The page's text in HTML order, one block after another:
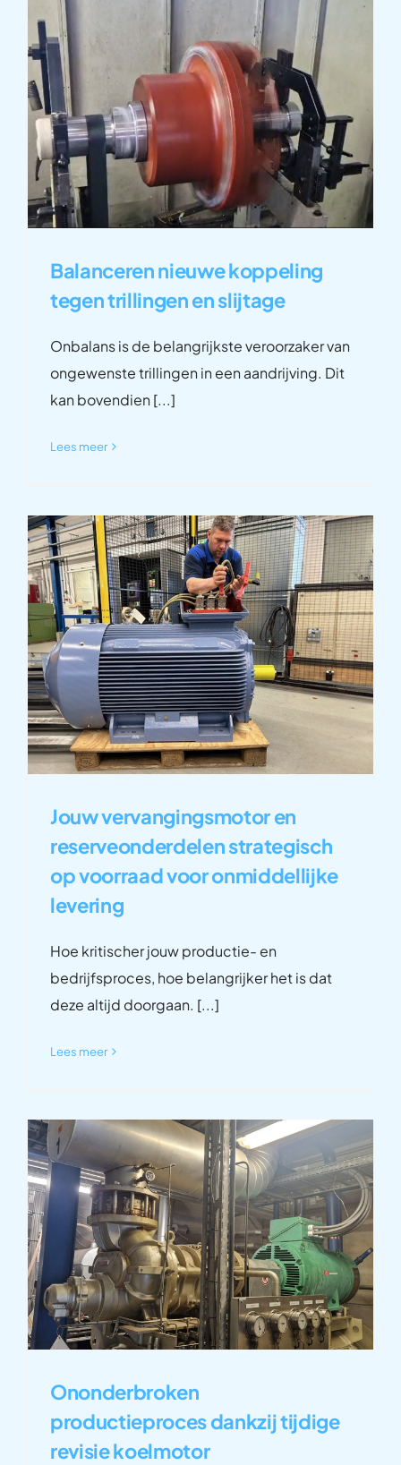
Balanceren nieuwe koppeling
tegen trillingen en slijtage
Onbalans is de belangrijkste veroorzaker van
ongewenste trillingen in een aandrijving. Dit
kan bovendien [...]
Lees meer
Jouw vervangingsmotor en
reserveonderdelen strategisch
op voorraad voor onmiddellijke
levering
Hoe kritischer jouw productie- en
bedrijfsproces, hoe belangrijker het is dat
deze altijd doorgaan. [...]
Lees meer
Ononderbroken
productieproces dankzij tijdige
revisie koelmotor